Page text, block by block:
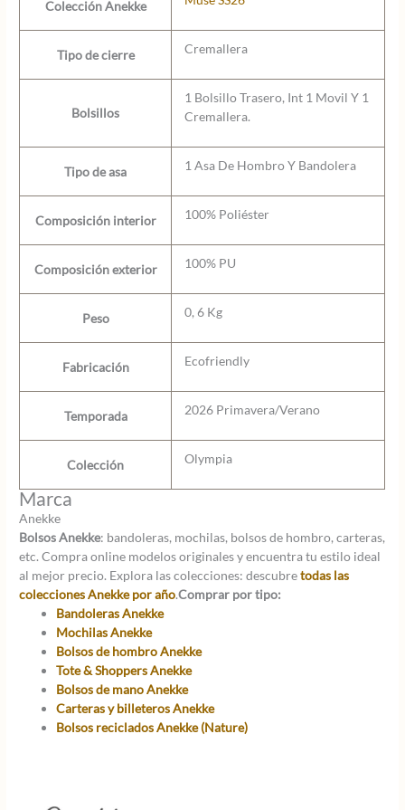
Colección Anekke
Tipo de cierre Cremallera
Bolsillos
1 Bolsillo Trasero, Int 1 Movil Y 1
Cremallera.
Tipo de asa 1 Asa De Hombro Y Bandolera
Composición interior 100% Poliéster
Composición exterior 100% PU
Peso 0, 6 Kg
Fabricación Ecofriendly
Temporada 2026 Primavera/Verano
Colección Olympia
Marca
Anekke
Bolsos Anekke: bandoleras, mochilas, bolsos de hombro, carteras,
etc. Compra online modelos originales y encuentra tu estilo ideal
al mejor precio. Explora las colecciones: descubretodas las
colecciones Anekke por año.Comprar por tipo:
Bandoleras Anekke
Mochilas Anekke
Bolsos de hombro Anekke
Tote & Shoppers Anekke
Bolsos de mano Anekke
Carteras y billeteros Anekke
Bolsos reciclados Anekke (Nature)